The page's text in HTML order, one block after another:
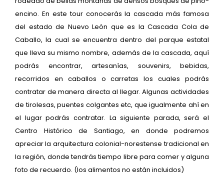
encino. En este tour conocerás la cascada más famosa
del estado de Nuevo León que es la Cascada Cola de
Caballo, la cual se encuentra dentro del parque estatal
que lleva su mismo nombre, además de la cascada, aquí
podrás encontrar, artesanías, souvenirs, bebidas,
recorridos en caballos o carretas los cuales podrás
contratar de manera directa al llegar. Algunas actividades
de tirolesas, puentes colgantes etc, que igualmente ahí en
el lugar podrás contratar. La siguiente parada, será el
Centro Histórico de Santiago, en donde podremos
apreciar la arquitectura colonial-norestense tradicional en
la región, donde tendrás tiempo libre para comer y alguna
foto de recuerdo. (los alimentos no están incluidos)